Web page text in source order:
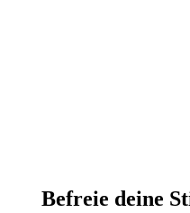
Befreie deine